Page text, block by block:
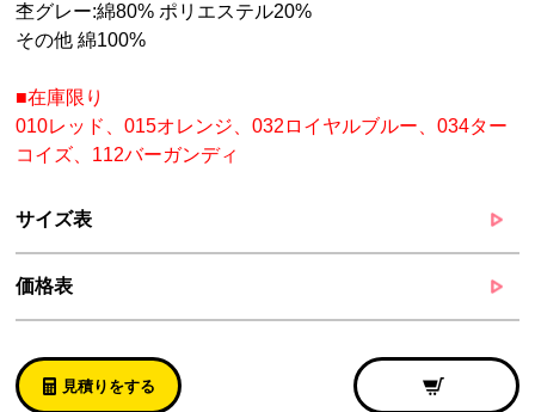
杢グレー:綿80% ポリエステル20%
その他 綿100%
■在庫限り
010レッド、015オレンジ、032ロイヤルブルー、034ター
コイズ、112バーガンディ
サイズ表
価格表
見積りをする